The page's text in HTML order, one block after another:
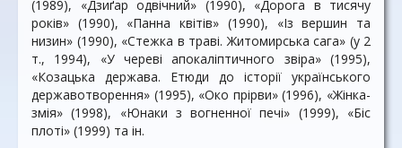
(1989), «Дзиґар одвічний» (1990), «Дорога в тисячу
років» (1990), «Панна квітів» (1990), «Із вершин та
низин» (1990), «Стежка в траві. Житомирська сага» (у 2
т., 1994), «У череві апокаліптичного звіра» (1995),
«Козацька держава. Етюди до історії українського
державотворення» (1995), «Око прірви» (1996), «Жінка-
змія» (1998), «Юнаки з вогненної печі» (1999), «Біс
плоті» (1999) та ін.